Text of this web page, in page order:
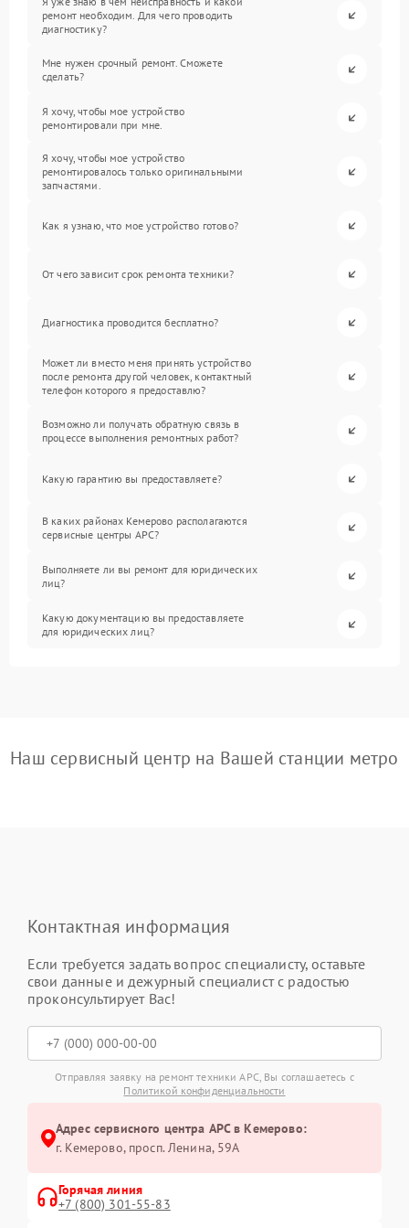
ремонт необходим. Для чего проводить
диагностику?
Мне нужен срочный ремонт. Сможете
сделать?
Я хочу, чтобы мое устройство
ремонтировали при мне.
Я хочу, чтобы мое устройство
ремонтировалось только оригинальными
запчастями.
Как я узнаю, что мое устройство готово?
От чего зависит срок ремонта техники?
Диагностика проводится бесплатно?
Может ли вместо меня принять устройство
после ремонта другой человек, контактный
телефон которого я предоставлю?
Возможно ли получать обратную связь в
процессе выполнения ремонтных работ?
Какую гарантию вы предоставляете?
В каких районах Кемерово располагаются
сервисные центры APC?
Выполняете ли вы ремонт для юридических
лиц?
Какую документацию вы предоставляете
для юридических лиц?
Наш сервисный центр на Вашей станции метро
Контактная информация
Если требуется задать вопрос специалисту, оставьте
свои данные и дежурный специалист с радостью
проконсультирует Вас!
Отправляя заявку на ремонт техники APC, Вы соглашаетесь с
Политикой конфиденциальности
Адрес сервисного центра APC в Кемерово:
г. Кемерово, просп. Ленина, 59А
Горячая линия
+7 (800) 301-55-83